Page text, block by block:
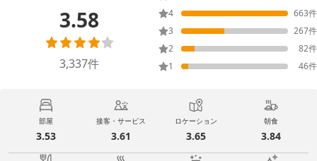
3.58
3,337件
4
663件
3
267件
2
82件
1
46件
部屋
3.53
接客・サービス
3.61
ロケーション
3.65
朝食
3.84